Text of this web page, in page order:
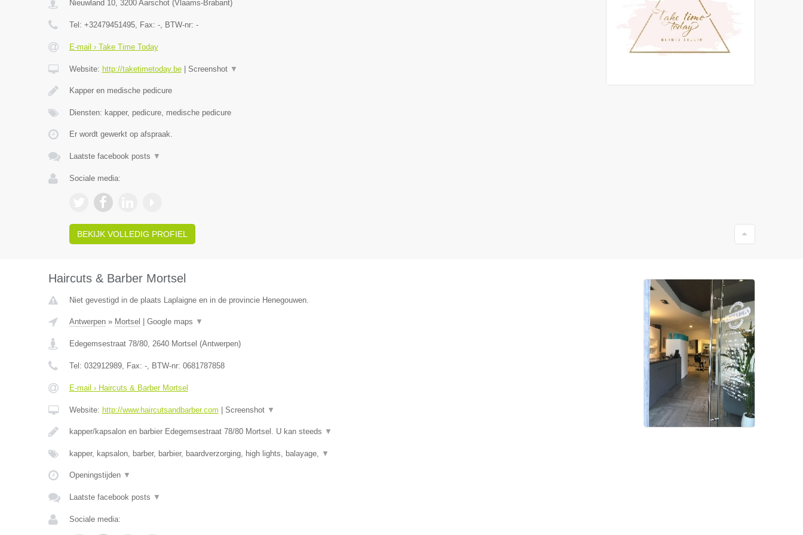
Nieuwland 10, 3200 Aarschot(Vlaams-Brabant)
Tel: +32479451495, Fax: -, BTW-nr: -
E-mail › Take Time Today
Website: http://taketimetoday.be| Screenshot ▼
Kapper en medische pedicure
Diensten: kapper, pedicure, medische pedicure
Er wordt gewerkt op afspraak.
Laatste facebook posts ▼
Sociale media:
BEKIJK VOLLEDIG PROFIEL
Haircuts & Barber Mortsel
Niet gevestigd in de plaats Laplaigne en in de provincie Henegouwen.
Antwerpen» Mortsel Google maps ▼
Edegemsestraat 78/80, 2640 Mortsel (Antwerpen)
Tel: 032912989, Fax: -, BTW-nr: 0681787858
E-mail › Haircuts & Barber Mortsel
Website: http://www.haircutsandbarber.com Screenshot ▼
kapper/kapsalon en barbier Edegemsestraat 78/80 Mortsel. U kan steeds ▼
kapper, kapsalon, barber, barbier, baardverzorging, high lights, balayage, ▼
Openingstijden ▼
Laatste facebook posts ▼
Sociale media: